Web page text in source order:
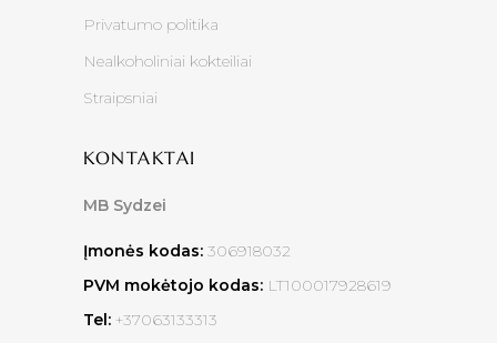
Privatumo politika
Nealkoholiniai kokteiliai
Straipsniai
KONTAKTAI
MB Sydzei
Įmonės kodas: 306918032
PVM mokėtojo kodas: LT100017928619
Tel: +37063133313